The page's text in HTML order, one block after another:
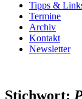
Tipps &
Termine
Archiv
Kontakt
Newsletter
Stichwort: